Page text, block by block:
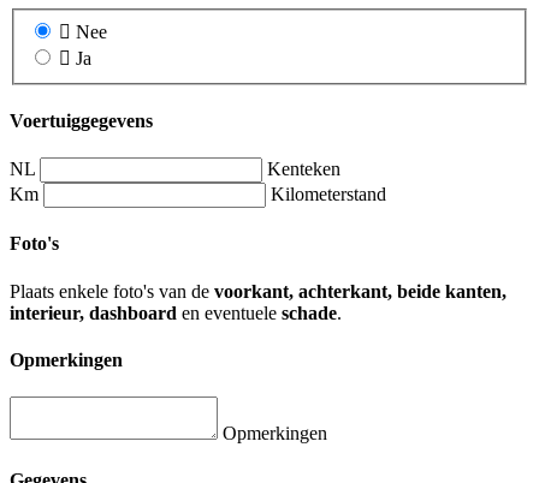
Nee
Ja
Voertuiggegevens
NL
Kenteken
Km
Kilometerstand
Foto's
Plaats enkele foto's van de voorkant, achterkant, beide kanten,
interieur, dashboard en eventuele schade.
Opmerkingen
Opmerkingen